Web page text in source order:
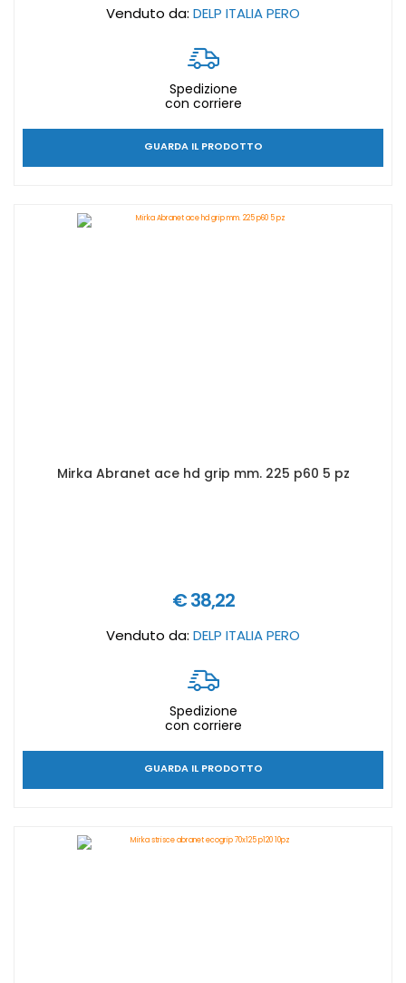
Venduto da: DELP ITALIA PERO
Spedizione
con corriere
GUARDA IL PRODOTTO
Mirka Abranet ace hd grip mm. 225 p60 5 pz
€ 38,22
Venduto da: DELP ITALIA PERO
Spedizione
con corriere
GUARDA IL PRODOTTO